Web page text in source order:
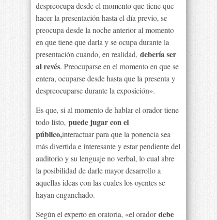
despreocupa desde el momento que tiene que
hacer la presentación hasta el día previo, se
preocupa desde la noche anterior al momento
en que tiene que darla y se ocupa durante la
presentación cuando, en realidad, debería ser
al revés. Preocuparse en el momento en que se
entera, ocuparse desde hasta que la presenta y
despreocuparse durante la exposición».
Es que, si al momento de hablar el orador tiene
todo listo, puede jugar con el
público,interactuar para que la ponencia sea
más divertida e interesante y estar pendiente del
auditorio y su lenguaje no verbal, lo cual abre
la posibilidad de darle mayor desarrollo a
aquellas ideas con las cuales los oyentes se
hayan enganchado.
Según el experto en oratoria, «el oradordebe